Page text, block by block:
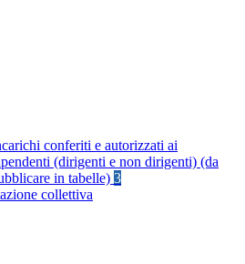
conferiti e autorizzati ai
(dirigenti e non dirigenti) (da
in tabelle) 3
collettiva